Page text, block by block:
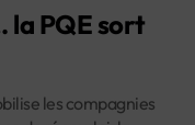
la PQE sort
les compagnies